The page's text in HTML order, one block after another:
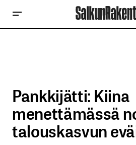
Pankkijätti: Kiina
menettämässä
talouskasvun